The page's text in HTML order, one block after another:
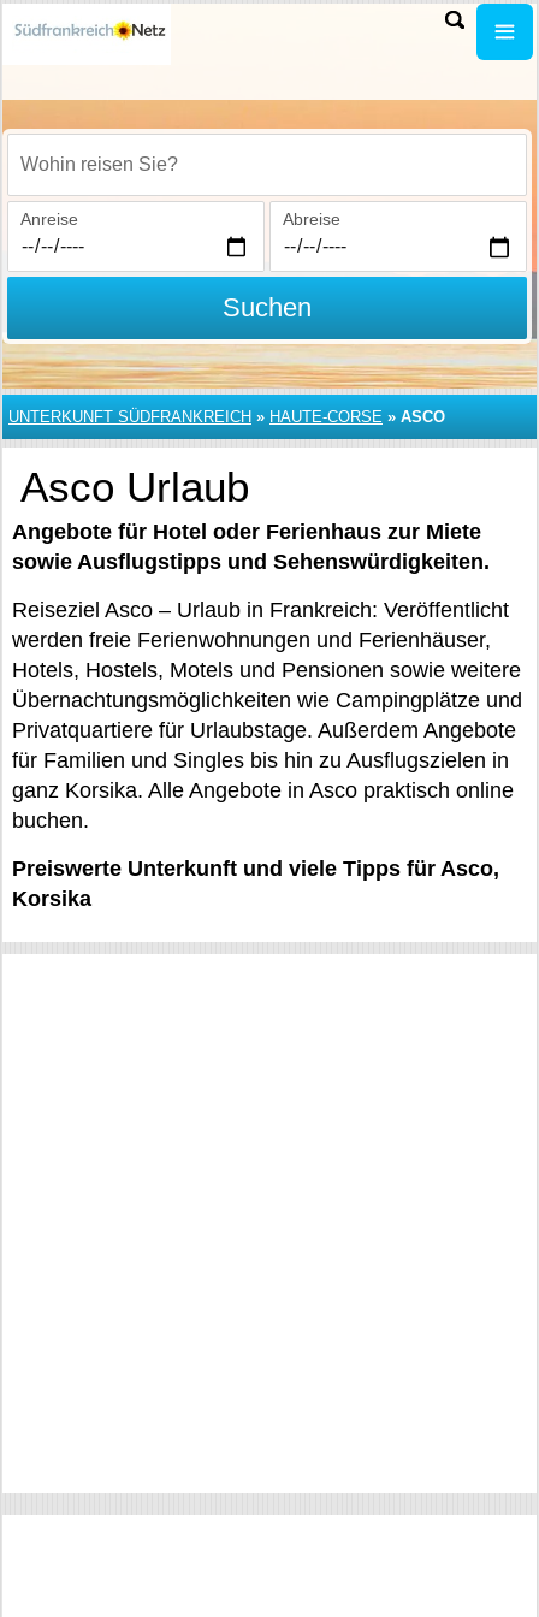
Wohin reisen Sie?
Anreise Abreise
Suchen
UNTERKUNFT SÜDFRANKREICH » HAUTE-CORSE » ASCO
Asco Urlaub
Angebote für Hotel oder Ferienhaus zur Miete
sowie Ausflugstipps und Sehenswürdigkeiten.
Reiseziel Asco – Urlaub in Frankreich: Veröffentlicht
werden freie Ferienwohnungen und Ferienhäuser,
Hotels, Hostels, Motels und Pensionen sowie weitere
Übernachtungsmöglichkeiten wie Campingplätze und
Privatquartiere für Urlaubstage. Außerdem Angebote
für Familien und Singles bis hin zu Ausflugszielen in
ganz Korsika. Alle Angebote in Asco praktisch online
buchen.
Preiswerte Unterkunft und viele Tipps für Asco,
Korsika